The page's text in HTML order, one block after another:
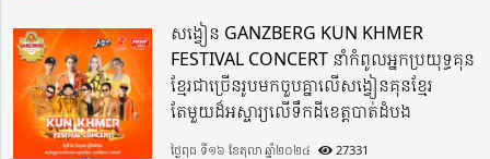
សង្វៀន GANZBERG KUN KHMER
FESTIVAL CONCERT នាំកំពូលអ្នកប្រយុទ្ធគុន
ខ្មែរជាច្រើនរូបមកចួបគ្នាលើសង្វៀនគុនខ្មែរ
តែមួយដ៏អស្ចារ្យលើទឹកដីខេត្តបាត់ដំបង
ថ្ងៃពុធ ទី១៦ ខែតុលា ឆ្នាំ២០២៤ 27331